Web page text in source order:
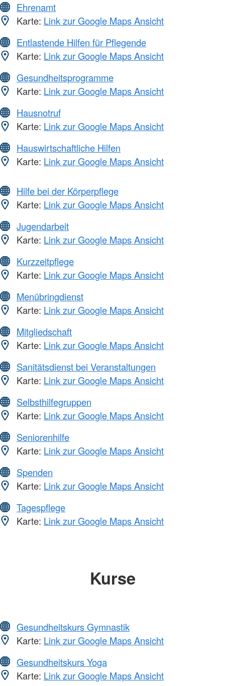
Ehrenamt
Karte: Link zur Google Maps Ansicht
Entlastende Hilfen für Pflegende
Karte: Link zur Google Maps Ansicht
Gesundheitsprogramme
Karte: Link zur Google Maps Ansicht
Hausnotruf
Karte: Link zur Google Maps Ansicht
Hauswirtschaftliche Hilfen
Karte: Link zur Google Maps Ansicht
Hilfe bei der Körperpflege
Karte: Link zur Google Maps Ansicht
Jugendarbeit
Karte: Link zur Google Maps Ansicht
Kurzzeitpflege
Karte: Link zur Google Maps Ansicht
Menübringdienst
Karte: Link zur Google Maps Ansicht
Mitgliedschaft
Karte: Link zur Google Maps Ansicht
Sanitätsdienst bei Veranstaltungen
Karte: Link zur Google Maps Ansicht
Selbsthilfegruppen
Karte: Link zur Google Maps Ansicht
Seniorenhilfe
Karte: Link zur Google Maps Ansicht
Spenden
Karte: Link zur Google Maps Ansicht
Tagespflege
Karte: Link zur Google Maps Ansicht
Kurse
Gesundheitskurs Gymnastik
Karte: Link zur Google Maps Ansicht
Gesundheitskurs Yoga
Karte: Link zur Google Maps Ansicht